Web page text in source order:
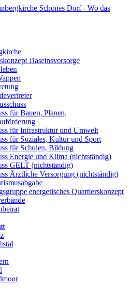
Daseinsvorsorge
für Bauen, Planen,
für Infrastruktur und Umwelt
für Soziales, Kultur und Sport
für Schulen, Bildung
Energie und Klima (nichtständig)
GELT (nichtständig)
Ärztliche Versorgung (nichtständig)
energetisches Quartierskonzept